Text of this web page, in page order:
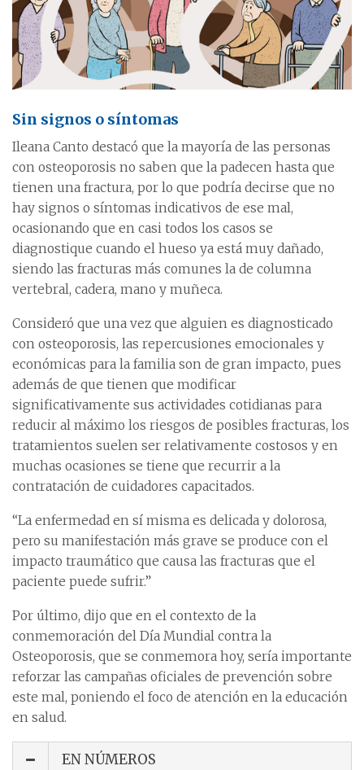
Sin signos o síntomas
Ileana Canto destacó que la mayoría de las personas
con osteoporosis no saben que la padecen hasta que
tienen una fractura, por lo que podría decirse que no
hay signos o síntomas indicativos de ese mal,
ocasionando que en casi todos los casos se
diagnostique cuando el hueso ya está muy dañado,
siendo las fracturas más comunes la de columna
vertebral, cadera, mano y muñeca.
Consideró que una vez que alguien es diagnosticado
con osteoporosis, las repercusiones emocionales y
económicas para la familia son de gran impacto, pues
además de que tienen que modificar
significativamente sus actividades cotidianas para
reducir al máximo los riesgos de posibles fracturas, los
tratamientos suelen ser relativamente costosos y en
muchas ocasiones se tiene que recurrir a la
contratación de cuidadores capacitados.
“La enfermedad en sí misma es delicada y dolorosa,
pero su manifestación más grave se produce con el
impacto traumático que causa las fracturas que el
paciente puede sufrir.”
Por último, dijo que en el contexto de la
conmemoración del Día Mundial contra la
Osteoporosis, que se conmemora hoy, sería importante
reforzar las campañas oficiales de prevención sobre
este mal, poniendo el foco de atención en la educación
en salud.
EN NÚMEROS